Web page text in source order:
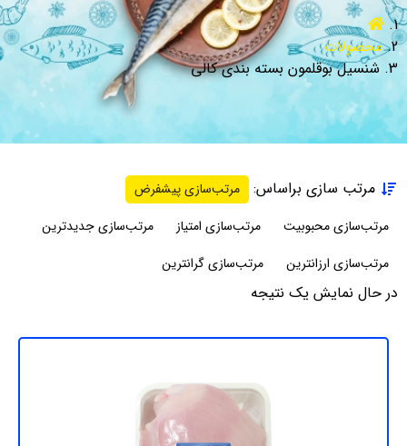
محصولات
شنسیل بوقلمون بسته بندی کالی
در حال نمایش یک نتیجه
مرتب سازی براساس:
مرتب‌سازی پیشفرض
مرتب‌سازی محبوبیت
مرتب‌سازی امتیاز
مرتب‌سازی جدیدترین
مرتب‌سازی ارزانترین
مرتب‌سازی گرانترین